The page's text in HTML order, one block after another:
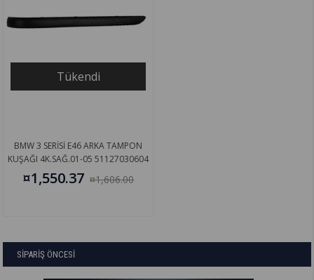
Tükendi
BMW 3 SERİSİ E46 ARKA TAMPON
KUŞAĞI 4K.SAĞ.01-05 51127030604
¤1,550.37 ¤1,606.00
SİPARİŞ ÖNCESİ